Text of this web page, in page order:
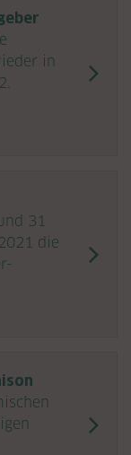
in
31
die